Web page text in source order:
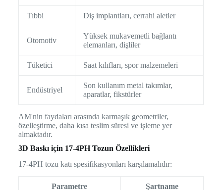
Tıbbi Diş implantları, cerrahi aletler
Otomotiv
Yüksek mukavemetli bağlantı
elemanları, dişliler
Tüketici Saat kılıfları, spor malzemeleri
Endüstriyel
Son kullanım metal takımlar,
aparatlar, fikstürler
AM'nin faydaları arasında karmaşık geometriler,
özelleştirme, daha kısa teslim süresi ve işleme yer
almaktadır.
3D Baskı için 17-4PH Tozun Özellikleri
17-4PH tozu katı spesifikasyonları karşılamalıdır:
Parametre Şartname